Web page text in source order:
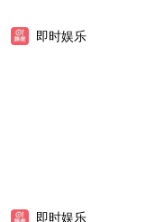
即时娱乐
即时娱乐